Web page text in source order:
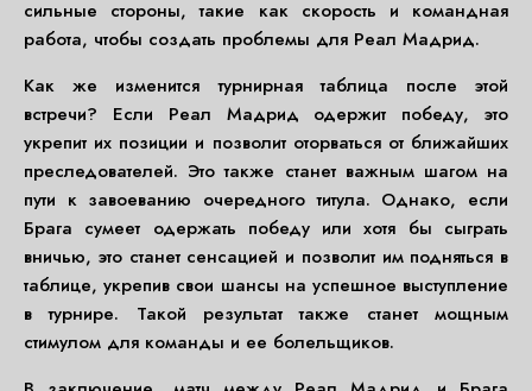
сильные стороны, такие как скорость и командная
работа, чтобы создать проблемы для Реал Мадрид.
Как же изменится турнирная таблица после этой
встречи? Если Реал Мадрид одержит победу, это
укрепит их позиции и позволит оторваться от ближайших
преследователей. Это также станет важным шагом на
пути к завоеванию очередного титула. Однако, если
Брага сумеет одержать победу или хотя бы сыграть
вничью, это станет сенсацией и позволит им подняться в
таблице, укрепив свои шансы на успешное выступление
в турнире. Такой результат также станет мощным
стимулом для команды и ее болельщиков.